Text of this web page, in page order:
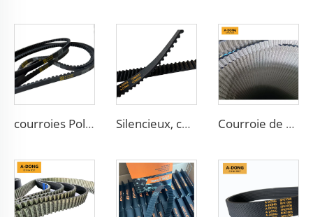
courroies Poly-V à nervures multiples de 80000 km de haute qualité, Courroies Poly-V / Micro V à nervures & Courroies crantées - Usine chinoise / Service OEM Silencieux, courroie de distribution avec différents types de dents, Protège les moteurs automobiles, Fabrication chinoise en matériaux HNBR/CR Courroie de distribution en téflon/OEM 941006 123RP270H HNBR+Téflon pour moteur diesel